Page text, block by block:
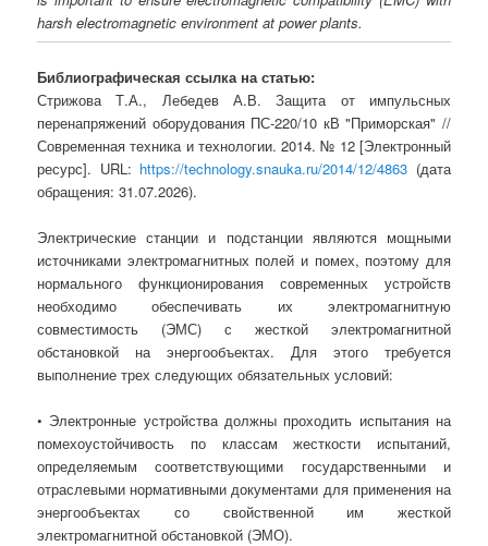
harsh electromagnetic environment at power plants.
Библиографическая ссылка на статью:
Стрижова Т.А., Лебедев А.В. Защита от импульсных
перенапряжений оборудования ПС-220/10 кВ "Приморская" //
Современная техника и технологии. 2014. № 12 [Электронный
ресурс]. URL: https://technology.snauka.ru/2014/12/4863 (дата
обращения: 31.07.2026).
Электрические станции и подстанции являются мощными
источниками электромагнитных полей и помех, поэтому для
нормального функционирования современных устройств
необходимо обеспечивать их электромагнитную
совместимость (ЭМС) с жесткой электромагнитной
обстановкой на энергообъектах. Для этого требуется
выполнение трех следующих обязательных условий:
• Электронные устройства должны проходить испытания на
помехоустойчивость по классам жесткости испытаний,
определяемым соответствующими государственными и
отраслевыми нормативными документами для применения на
энергообъектах со свойственной им жесткой
электромагнитной обстановкой (ЭМО).